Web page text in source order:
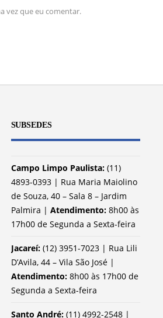
vez que eu comentar.
SUBSEDES
Campo Limpo Paulista:(11)
4893-0393 | Rua Maria Maiolino
de Souza, 40 – Sala 8 – Jardim
Palmira | Atendimento: 8h00 às
17h00 de Segunda a Sexta-feira
Jacareí:(12) 3951-7023 | Rua Lili
D’Avila, 44 – Vila São José |
Atendimento: 8h00 às 17h00 de
Segunda a Sexta-feira
Santo André: (11) 4992-2548 |